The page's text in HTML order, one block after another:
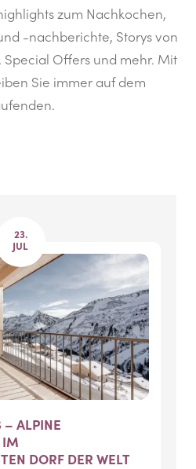
zum Nachkochen,
-nachberichte, Storys von
Offers und mehr. Mit
Sie immer auf dem
23.
JUL
– ALPINE
IM
DORF DER WELT